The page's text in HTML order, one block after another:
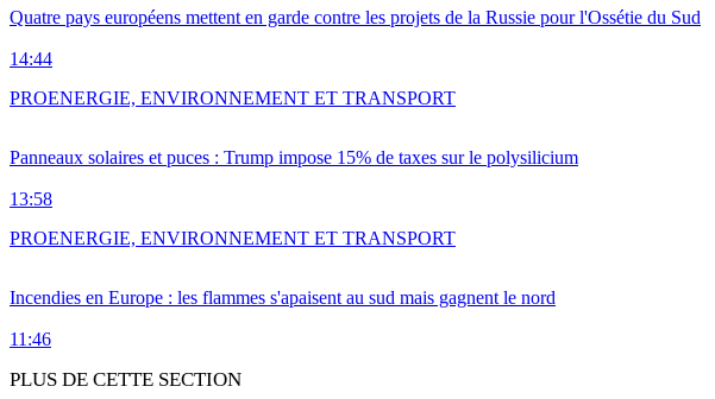
Quatre pays européens mettent en garde contre les projets de la Russie pour l'Ossétie du Sud
14:44
Panneaux solaires et puces : Trump impose 15% de taxes sur le polysilicium
13:58
PROENERGIE, ENVIRONNEMENT ET TRANSPORT
Incendies en Europe : les flammes s'apaisent au sud mais gagnent le nord
11:46
PROENERGIE, ENVIRONNEMENT ET TRANSPORT
PLUS DE CETTE SECTION